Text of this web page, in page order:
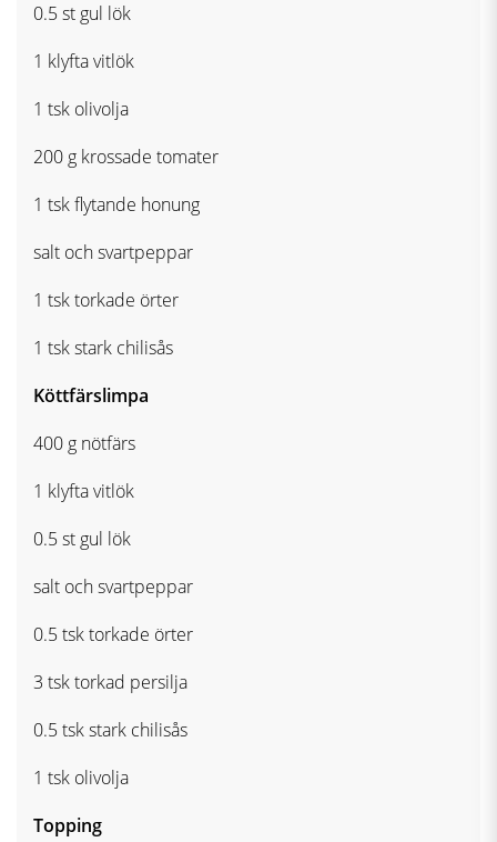
0.5 st gul lök
1 klyfta vitlök
1 tsk olivolja
200 g krossade tomater
1 tsk flytande honung
salt och svartpeppar
1 tsk torkade örter
1 tsk stark chilisås
Köttfärslimpa
400 g nötfärs
1 klyfta vitlök
0.5 st gul lök
salt och svartpeppar
0.5 tsk torkade örter
3 tsk torkad persilja
0.5 tsk stark chilisås
1 tsk olivolja
Topping